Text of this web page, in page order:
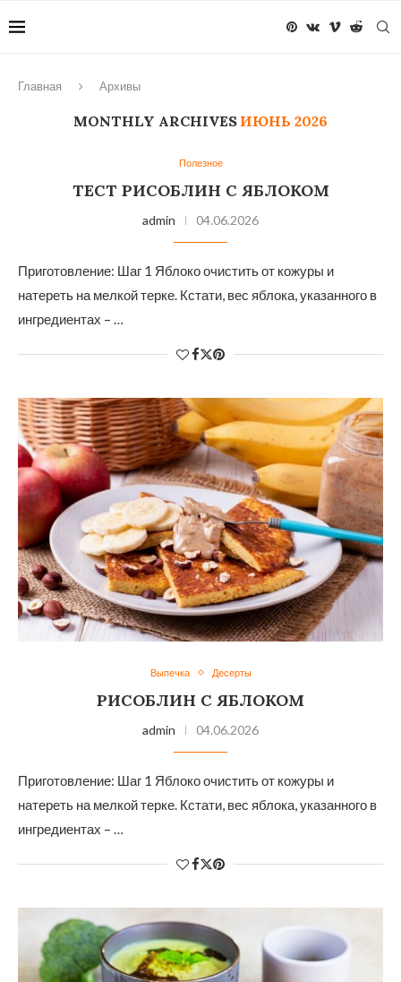
Главная Архивы
MONTHLY ARCHIVES ИЮНЬ 2026
Полезное
ТЕСТ РИСОБЛИН С ЯБЛОКОМ
admin 04.06.2026
Приготовление: Шаг 1 Яблоко очистить от кожуры и
натереть на мелкой терке. Кстати, вес яблока, указанного в
ингредиентах – …
Выпечка Десерты
РИСОБЛИН С ЯБЛОКОМ
admin 04.06.2026
Приготовление: Шаг 1 Яблоко очистить от кожуры и
натереть на мелкой терке. Кстати, вес яблока, указанного в
ингредиентах – …